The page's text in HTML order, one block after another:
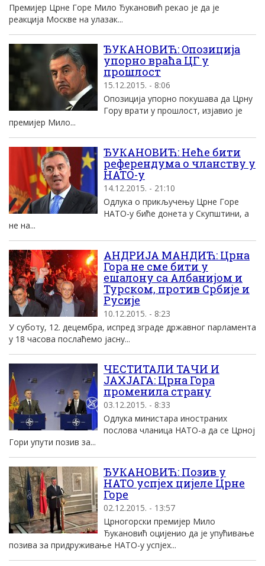
Премијер Црне Горе Мило Ђукановић рекао је да је
реакција Москве на улазак...
ЂУКАНОВИЋ: Oпозициjа
упорно враћа ЦГ у
прошлост
15.12.2015. - 8:06
Oпозициjа упорно покушава да Црну
Гору врати у прошлост, изjавио jе
премиjер Mило...
ЂУКАНОВИЋ: Неће бити
референдума о чланству у
НАТО-у
14.12.2015. - 21:10
Одлука о прикључењу Црне Горе
НАТО-у биће донета у Скупштини, а
не на...
АНДРИЈА МАНДИЋ: Црна
Гора не сме бити у
ешалону са Албанијом и
Турском, против Србије и
Русије
10.12.2015. - 8:23
У суботу, 12. децембра, испред зграде државног парламента
у 18 часова послаћемо јасну...
ЧЕСТИТАЛИ ТАЧИ И
ЈАХЈАГА: Црна Гора
променила страну
03.12.2015. - 8:33
Одлука министара иностраних
послова чланица НАТО-а да се Црној
Гори упути позив за...
ЂУКАНОВИЋ: Позив у
НАТО успјех цијеле Црне
Горе
02.12.2015. - 13:57
Црногорски премијер Мило
Ђукановић оцијенио да је упућивање
позива за придруживање НАТО-у успјех...